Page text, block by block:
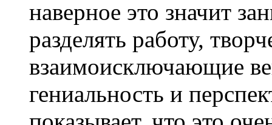
наверное это значит
разделять работу,
взаимоисключающие
гениальность и